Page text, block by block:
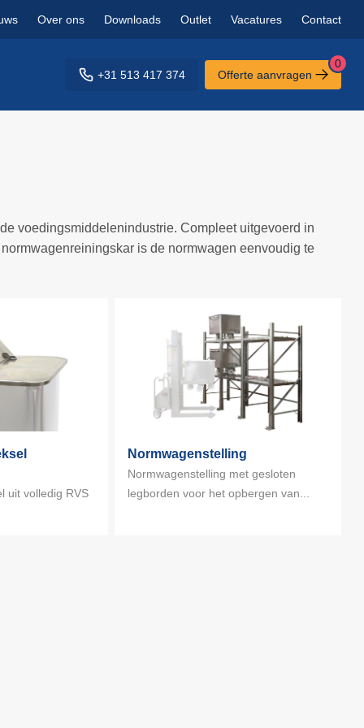
Over ons Downloads Outlet Vacatures Contact
+31 513 417 374 Offerte aanvragen
0
voedingsmiddelenindustrie. Compleet uitgevoerd in
is de normwagen eenvoudig te
uit volledig RVS
Normwagenstelling
Normwagenstelling met gesloten
legborden voor het opbergen van...